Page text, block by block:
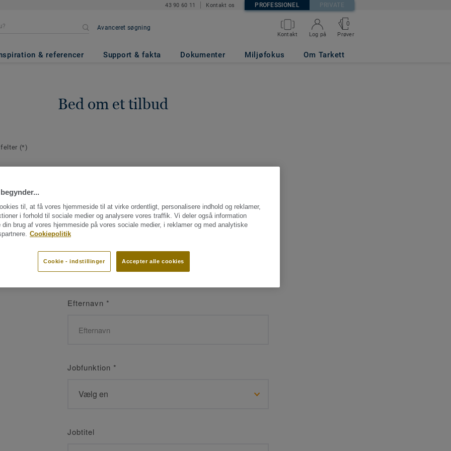
43 90 60 11 Kontakt os PROFESSIONEL PRIVATE
Avanceret søgning
Kontakt Log på
0
Prøver
& referencer Support & fakta Dokumenter Miljøfokus Om Tarkett
Bed om et tilbud
(*)
for
Navn
Efternavn *
Jobfunktion *
Jobtitel
til, at få vores hjemmeside til at virke ordentligt, personalisere indhold og reklamer,
i forhold til sociale medier og analysere vores traffik. Vi deler også information
din brug af vores hjemmeside på vores sociale medier, i reklamer og med analytiske
Cookiepolitik
Accepter alle cookies
Cookie - indstillinger